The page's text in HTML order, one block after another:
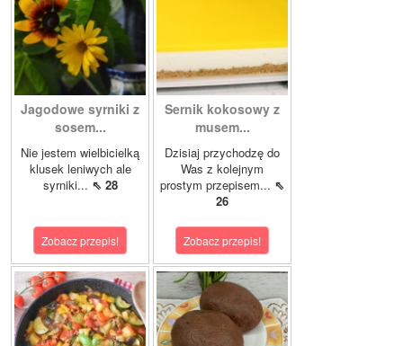
Jagodowe syrniki z
sosem...
Nie jestem wielbicielką
klusek leniwych ale
syrniki... ⇖ 28
Zobacz przepis!
Sernik kokosowy z
musem...
Dzisiaj przychodzę do
Was z kolejnym
prostym przepisem... ⇖
26
Zobacz przepis!